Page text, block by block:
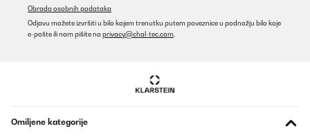
Obrada osobnih podataka
Odjavu možete izvršiti u bilo kojem trenutku putem poveznice u podnožju bilo koje
e-pošte ili nam pišite na privacy@chal-tec.com
Omiljene kategorije